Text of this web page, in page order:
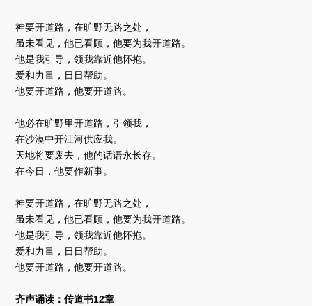
器
神要开道路，在旷野无路之处，
虽未看见，他已看顾，他要为我开道路。
他是我引导，领我靠近他怀抱。
爱和力量，日日帮助。
他要开道路，他要开道路。
他必在旷野里开道路，引领我，
在沙漠中开江河供应我。
天地将要废去，他的话语永长存。
在今日，他要作新事。
神要开道路，在旷野无路之处，
虽未看见，他已看顾，他要为我开道路。
他是我引导，领我靠近他怀抱。
爱和力量，日日帮助。
他要开道路，他要开道路。
齐声诵读：传道书12章